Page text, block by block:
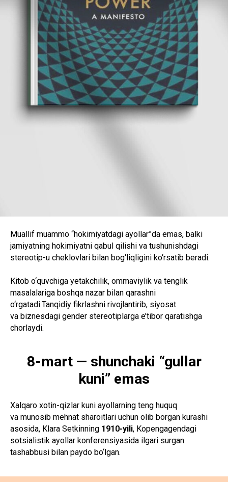
Muallif muammo “hokimiyatdagi ayollar”da emas, balki
jamiyatning hokimiyatni qabul qilishi va tushunishdagi
stereotip-u cheklovlari bilan bog‘liqligini ko‘rsatib beradi.
Kitob o‘quvchiga yetakchilik, ommaviylik va tenglik
masalalariga boshqa nazar bilan qarashni
o‘rgatadi.Tanqidiy fikrlashni rivojlantirib, siyosat
va biznesdagi gender stereotiplarga e’tibor qaratishga
chorlaydi.
8-mart — shunchaki “gullar
kuni” emas
Xalqaro xotin-qizlar kuni ayollarning teng huquq
va munosib mehnat sharoitlari uchun olib borgan kurashi
asosida, Klara Setkinning 1910-yili, Kopengagendagi
sotsialistik ayollar konferensiyasida ilgari surgan
tashabbusi bilan paydo bo‘lgan.